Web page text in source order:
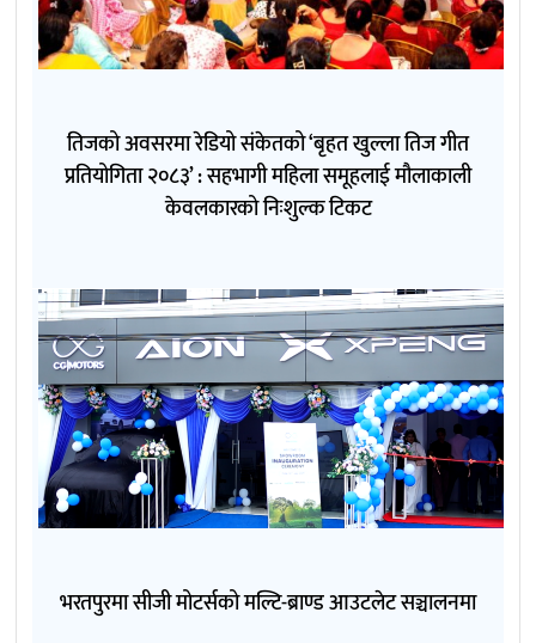
तिजको अवसरमा रेडियो संकेतको ‘बृहत खुल्ला तिज गीत
प्रतियोगिता २०८३’ : सहभागी महिला समूहलाई मौलाकाली
केवलकारको निःशुल्क टिकट
भरतपुरमा सीजी मोटर्सको मल्टि-ब्राण्ड आउटलेट सञ्चालनमा